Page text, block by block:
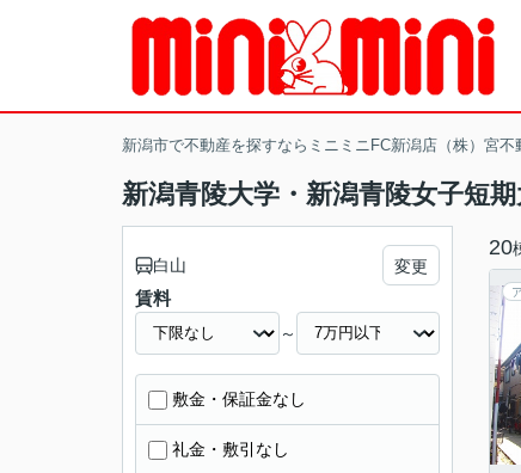
新潟市で不動産を探すならミニミニFC新潟店（株）宮不
新潟青陵大学・新潟青陵女子短
20
白山 変更
賃料
～
敷金・保証金なし
礼金・敷引なし